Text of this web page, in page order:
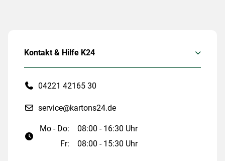
Kontakt & Hilfe K24
04221 42165 30
service@kartons24.de
Mo - Do:
08:00 - 16:30 Uhr
Fr:
08:00 - 15:30 Uhr